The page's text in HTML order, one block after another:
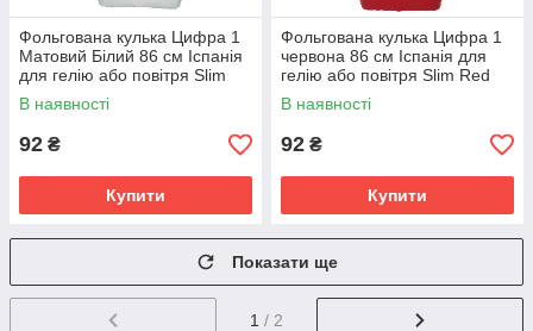
Фольгована кулька Цифра 1
Матовий Білий 86 см Іспанія
для гелію або повітря Slim
Matte White 34"
В наявності
92 ₴
Купити
Фольгована кулька Цифра 1
червона 86 см Іспанія для
гелію або повітря Slim Red
34"
В наявності
92 ₴
Купити
Показати ще
1 / 2